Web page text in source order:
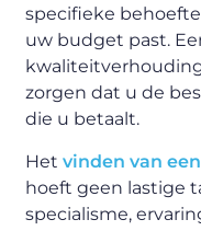
specifieke
uw budget past.
zorgen dat u de
die u betaalt.
Hetvinden van
hoeft geen lastige
specialisme,